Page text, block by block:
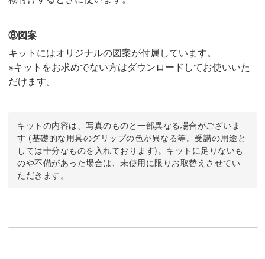
⑧図案
キットにはオリジナルの図案が付属しています。
※キットをお求めでない方はダウンロードしてお使いいた
だけます。
キットの内容は、写真のものと一部異なる場合がございま
す (基礎的な用具のグリップの色が異なる等。受講の用途と
しては十分なものを入れております)。キットに足りないも
のや不備があった場合は、未使用に限りお取替えさせてい
ただきます。